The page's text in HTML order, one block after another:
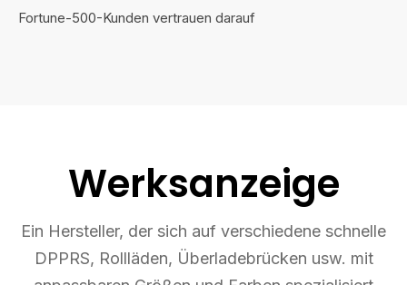
Fortune-500-Kunden vertrauen darauf
Werksanzeige
Ein Hersteller, der sich auf verschiedene schnelle
DPPRS, Rollläden, Überladebrücken usw. mit